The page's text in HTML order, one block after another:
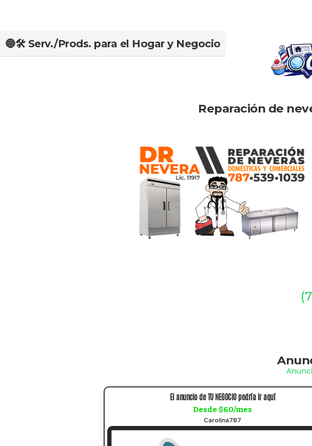
🔵🛠️ Serv./Prods. para el Hogar y Negocio
Reparación de
El anuncio de TU NEGOCIO podría ir aquí
Desde $60/mes
Carolina787